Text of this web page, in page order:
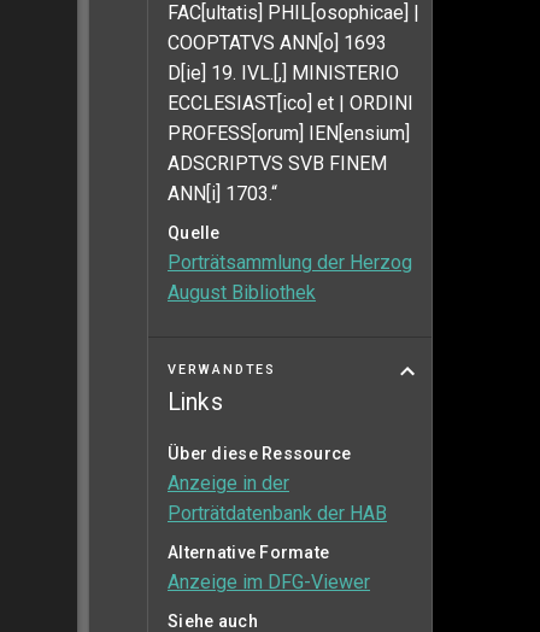
FAC[ultatis] PHIL[osophicae] |
COOPTATVS ANN[o] 1693
D[ie] 19. IVL.[,] MINISTERIO
ECCLESIAST[ico] et | ORDINI
PROFESS[orum] IEN[ensium]
ADSCRIPTVS SVB FINEM
ANN[i] 1703.“
Quelle
Porträtsammlung der Herzog
August Bibliothek
VERWANDTES
Links
Über diese Ressource
Anzeige in der
Porträtdatenbank der HAB
Alternative Formate
Anzeige im DFG-Viewer
Siehe auch